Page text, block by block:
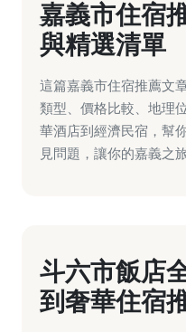
嘉義市住宿
與精選清單
這篇嘉義市住宿推薦文
類型、價格比較、地理
華酒店到經濟民宿，幫
見問題，讓你的嘉義之
斗六市飯店
到奢華住宿